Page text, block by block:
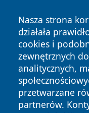
Nasza strona
działała
cookies i
zewnętrznych
analitycznych,
przetwarzane
partnerów.
Copyright © 2026
zastrzeżone.